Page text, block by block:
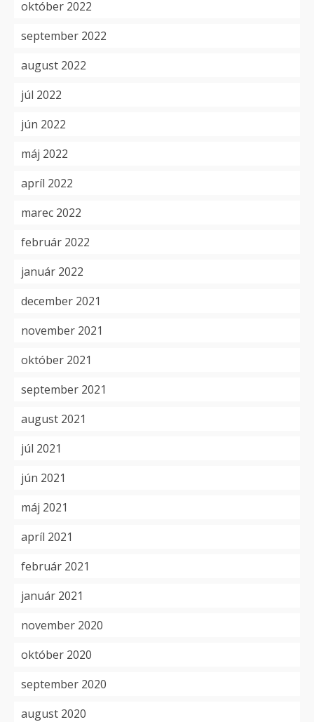
október 2022
september 2022
august 2022
júl 2022
jún 2022
máj 2022
apríl 2022
marec 2022
február 2022
január 2022
december 2021
november 2021
október 2021
september 2021
august 2021
júl 2021
jún 2021
máj 2021
apríl 2021
február 2021
január 2021
november 2020
október 2020
september 2020
august 2020